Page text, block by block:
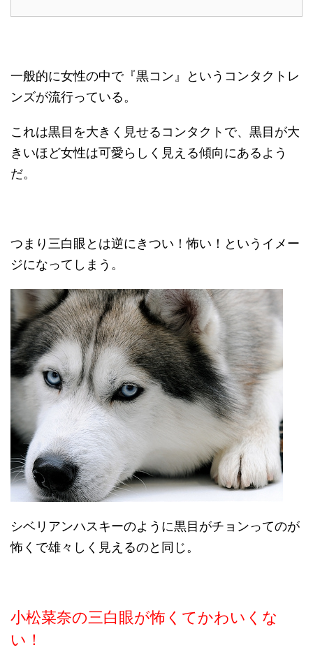
一般的に女性の中で『黒コン』というコンタクトレ
ンズが流行っている。
これは黒目を大きく見せるコンタクトで、黒目が大
きいほど女性は可愛らしく見える傾向にあるよう
だ。
つまり三白眼とは逆にきつい！怖い！というイメー
ジになってしまう。
シベリアンハスキーのように黒目がチョンってのが
怖くで雄々しく見えるのと同じ。
小松菜奈の三白眼が怖くてかわいくな
い！